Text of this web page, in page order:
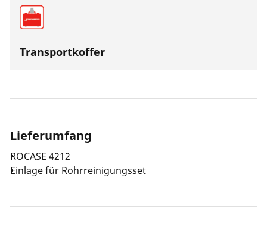
Transportkoffer
Lieferumfang
ROCASE 4212
Einlage für Rohrreinigungsset